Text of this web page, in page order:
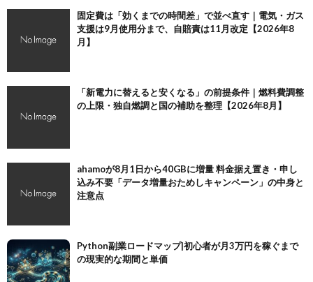
固定費は「効くまでの時間差」で並べ直す｜電気・ガス
支援は9月使用分まで、自賠責は11月改定【2026年8
月】
「新電力に替えると安くなる」の前提条件｜燃料費調整
の上限・独自燃調と国の補助を整理【2026年8月】
ahamoが8月1日から40GBに増量 料金据え置き・申し
込み不要「データ増量おためしキャンペーン」の中身と
注意点
Python副業ロードマップ|初心者が月3万円を稼ぐまで
の現実的な期間と単価